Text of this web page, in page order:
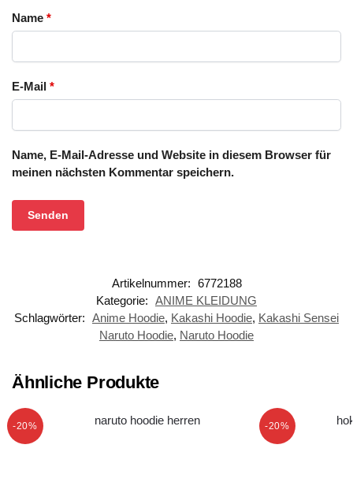
Name *
E-Mail *
Name, E-Mail-Adresse und Website in diesem Browser für
meinen nächsten Kommentar speichern.
Artikelnummer: 6772188
Kategorie: ANIME KLEIDUNG
Schlagwörter: Anime Hoodie, Kakashi Hoodie, Kakashi Sensei
Naruto Hoodie, Naruto Hoodie
Ähnliche Produkte
-20% -20%